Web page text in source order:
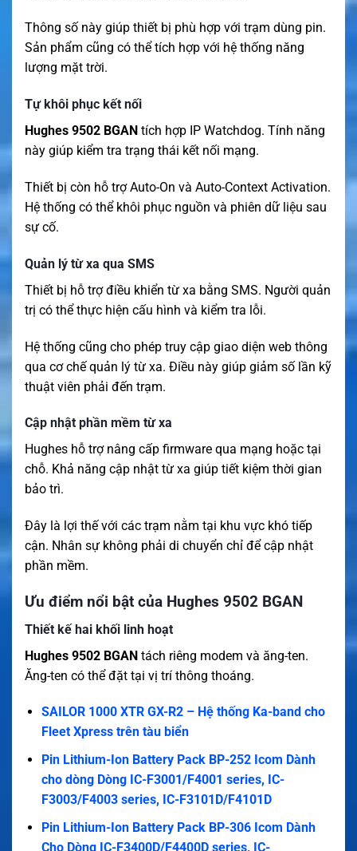
Thông số này giúp thiết bị phù hợp với trạm dùng pin.
Sản phẩm cũng có thể tích hợp với hệ thống năng
lượng mặt trời.
Tự khôi phục kết nối
Hughes 9502 BGAN tích hợp IP Watchdog. Tính năng
này giúp kiểm tra trạng thái kết nối mạng.
Thiết bị còn hỗ trợ Auto-On và Auto-Context Activation.
Hệ thống có thể khôi phục nguồn và phiên dữ liệu sau
sự cố.
Quản lý từ xa qua SMS
Thiết bị hỗ trợ điều khiển từ xa bằng SMS. Người quản
trị có thể thực hiện cấu hình và kiểm tra lỗi.
Hệ thống cũng cho phép truy cập giao diện web thông
qua cơ chế quản lý từ xa. Điều này giúp giảm số lần kỹ
thuật viên phải đến trạm.
Cập nhật phần mềm từ xa
Hughes hỗ trợ nâng cấp firmware qua mạng hoặc tại
chỗ. Khả năng cập nhật từ xa giúp tiết kiệm thời gian
bảo trì.
Đây là lợi thế với các trạm nằm tại khu vực khó tiếp
cận. Nhân sự không phải di chuyển chỉ để cập nhật
phần mềm.
Ưu điểm nổi bật của Hughes 9502 BGAN
Thiết kế hai khối linh hoạt
Hughes 9502 BGAN tách riêng modem và ăng-ten.
Ăng-ten có thể đặt tại vị trí thông thoáng.
SAILOR 1000 XTR GX-R2 – Hệ thống Ka-band cho
Fleet Xpress trên tàu biển
Pin Lithium-Ion Battery Pack BP-252 Icom Dành
cho dòng Dòng IC-F3001/F4001 series, IC-
F3003/F4003 series, IC-F3101D/F4101D
Pin Lithium-Ion Battery Pack BP-306 Icom Dành
Cho Dòng IC-F3400D/F4400D series, IC-